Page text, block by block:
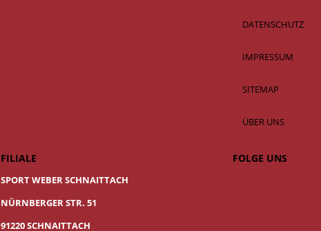
DATENSCHUTZ
IMPRESSUM
SITEMAP
ÜBER UNS
FILIALE
SPORT WEBER SCHNAITTACH
NÜRNBERGER STR. 51
91220 SCHNAITTACH
FOLGE UNS